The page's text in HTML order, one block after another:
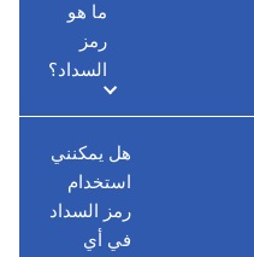
ما هو
رمز
السداد؟
هل يمكنني
استخدام
رمز السداد
في أي